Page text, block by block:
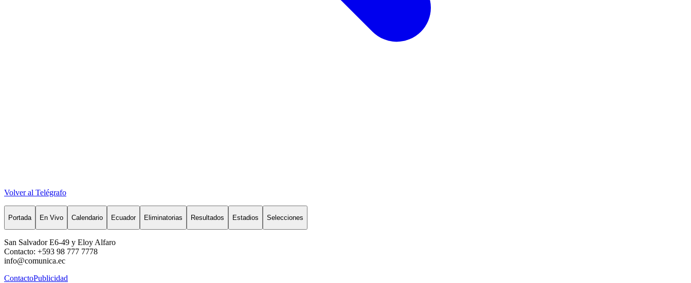
Volver al Telégrafo
Portada En Vivo Calendario Ecuador Eliminatorias Resultados Estadios Selecciones
San Salvador E6-49 y Eloy Alfaro
Contacto: +593 98 777 7778
info@comunica.ec
ContactoPublicidad